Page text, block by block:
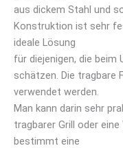
aus dickem Stahl und
Konstruktion ist sehr
ideale Lösung
für diejenigen, die beim
schätzen. Die tragbare
verwendet werden.
Man kann darin sehr
tragbarer Grill oder
bestimmt eine